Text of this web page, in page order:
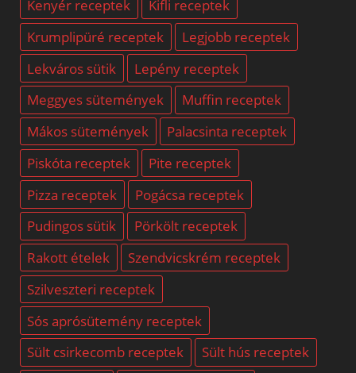
Kenyér receptek
Kifli receptek
Krumplipüré receptek
Legjobb receptek
Lekváros sütik
Lepény receptek
Meggyes sütemények
Muffin receptek
Mákos sütemények
Palacsinta receptek
Piskóta receptek
Pite receptek
Pizza receptek
Pogácsa receptek
Pudingos sütik
Pörkölt receptek
Rakott ételek
Szendvicskrém receptek
Szilveszteri receptek
Sós aprósütemény receptek
Sült csirkecomb receptek
Sült hús receptek